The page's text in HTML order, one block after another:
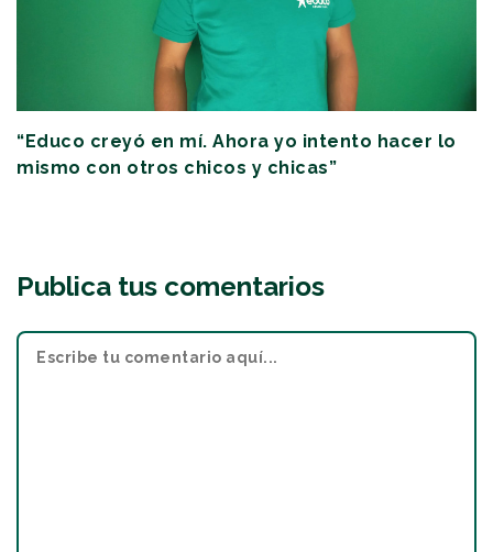
“Educo creyó en mí. Ahora yo intento hacer lo
mismo con otros chicos y chicas”
Publica tus comentarios